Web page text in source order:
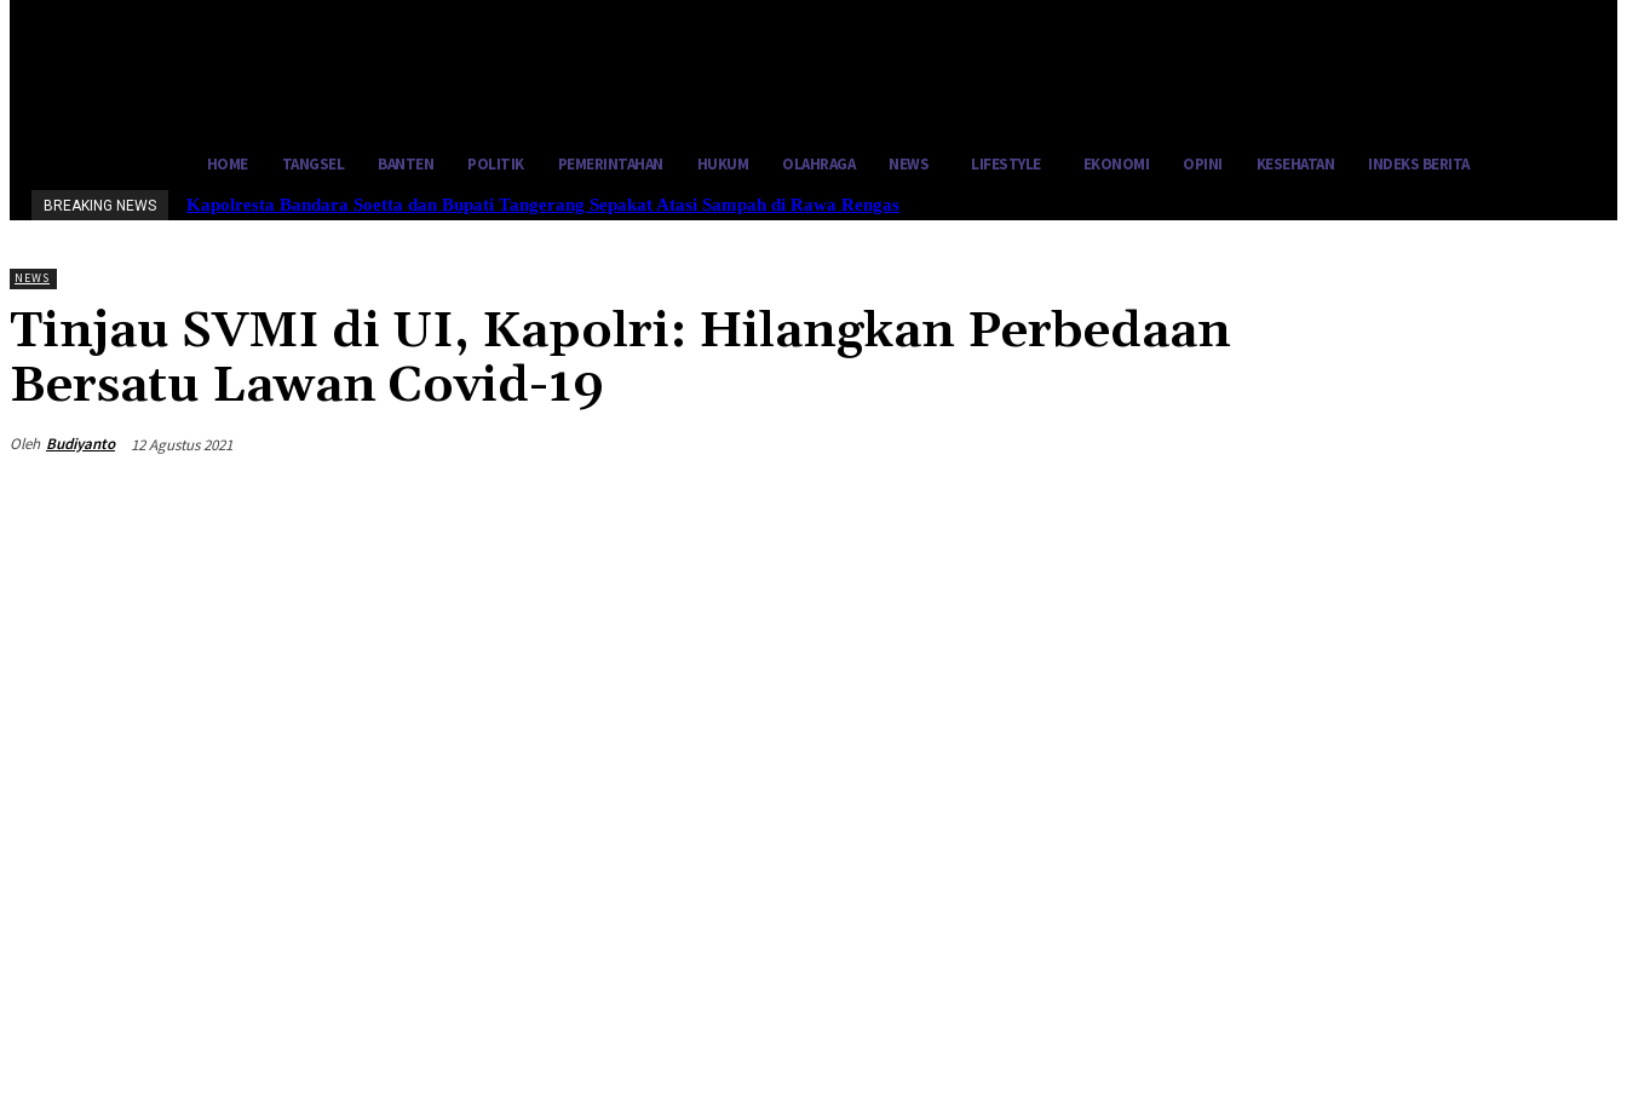
HOME TANGSEL BANTEN POLITIK PEMERINTAHAN HUKUM OLAHRAGA NEWS LIFESTYLE EKONOMI OPINI KESEHATAN INDEKS BERITA
BREAKING NEWS Kapolresta Bandara Soetta dan Bupati Tangerang Sepakat Atasi Sampah di Rawa Rengas
NEWS
Tinjau SVMI di UI, Kapolri: Hilangkan Perbedaan
Bersatu Lawan Covid-19
Oleh Budiyanto 12 Agustus 2021